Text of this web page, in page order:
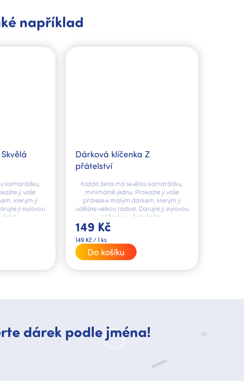
například
kamarádku,
jí vaše
kterým jí
jí stylovou
Dárková klíčenka Z
přátelství
149 Kč
Měrná
cena:
149 Kč / 1 ks
Do košíku
Každá žena má skvělou kamarádku,
minimálně jednu. Prokažte jí vaše
přátelství malým dárkem, kterým jí
uděláte velkou radost. Darujte jí stylovou
klíčenku s věnováním.
dárek podle jména!